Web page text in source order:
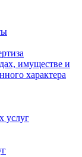
имуществе и
характера
услуг